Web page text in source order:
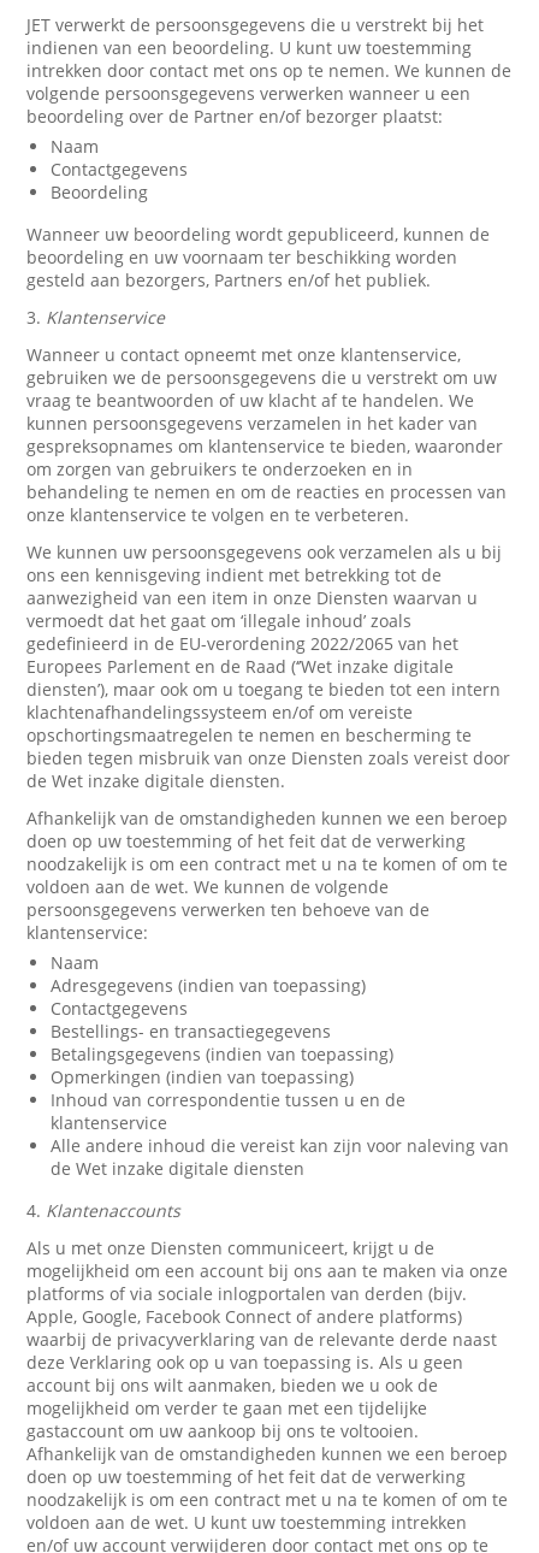
JET verwerkt de persoonsgegevens die u verstrekt bij het
indienen van een beoordeling. U kunt uw toestemming
intrekken door contact met ons op te nemen. We kunnen de
volgende persoonsgegevens verwerken wanneer u een
beoordeling over de Partner en/of bezorger plaatst:
Naam
Contactgegevens
Beoordeling
Wanneer uw beoordeling wordt gepubliceerd, kunnen de
beoordeling en uw voornaam ter beschikking worden
gesteld aan bezorgers, Partners en/of het publiek.
3. Klantenservice
Wanneer u contact opneemt met onze klantenservice,
gebruiken we de persoonsgegevens die u verstrekt om uw
vraag te beantwoorden of uw klacht af te handelen. We
kunnen persoonsgegevens verzamelen in het kader van
gespreksopnames om klantenservice te bieden, waaronder
om zorgen van gebruikers te onderzoeken en in
behandeling te nemen en om de reacties en processen van
onze klantenservice te volgen en te verbeteren.
We kunnen uw persoonsgegevens ook verzamelen als u bij
ons een kennisgeving indient met betrekking tot de
aanwezigheid van een item in onze Diensten waarvan u
vermoedt dat het gaat om ‘illegale inhoud’ zoals
gedefinieerd in de EU-verordening 2022/2065 van het
Europees Parlement en de Raad (‘’Wet inzake digitale
diensten’), maar ook om u toegang te bieden tot een intern
klachtenafhandelingssysteem en/of om vereiste
opschortingsmaatregelen te nemen en bescherming te
bieden tegen misbruik van onze Diensten zoals vereist door
de Wet inzake digitale diensten.
Afhankelijk van de omstandigheden kunnen we een beroep
doen op uw toestemming of het feit dat de verwerking
noodzakelijk is om een contract met u na te komen of om te
voldoen aan de wet. We kunnen de volgende
persoonsgegevens verwerken ten behoeve van de
klantenservice:
Naam
Adresgegevens (indien van toepassing)
Contactgegevens
Bestellings- en transactiegegevens
Betalingsgegevens (indien van toepassing)
Opmerkingen (indien van toepassing)
Inhoud van correspondentie tussen u en de
klantenservice
Alle andere inhoud die vereist kan zijn voor naleving van
de Wet inzake digitale diensten
4. Klantenaccounts
Als u met onze Diensten communiceert, krijgt u de
mogelijkheid om een account bij ons aan te maken via onze
platforms of via sociale inlogportalen van derden (bijv.
Apple, Google, Facebook Connect of andere platforms)
waarbij de privacyverklaring van de relevante derde naast
deze Verklaring ook op u van toepassing is. Als u geen
account bij ons wilt aanmaken, bieden we u ook de
mogelijkheid om verder te gaan met een tijdelijke
gastaccount om uw aankoop bij ons te voltooien.
Afhankelijk van de omstandigheden kunnen we een beroep
doen op uw toestemming of het feit dat de verwerking
noodzakelijk is om een contract met u na te komen of om te
voldoen aan de wet. U kunt uw toestemming intrekken
en/of uw account verwijderen door contact met ons op te